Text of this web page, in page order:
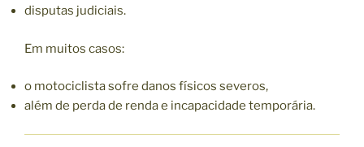
disputas judiciais.
Em muitos casos:
o motociclista sofre danos físicos severos,
além de perda de renda e incapacidade temporária.